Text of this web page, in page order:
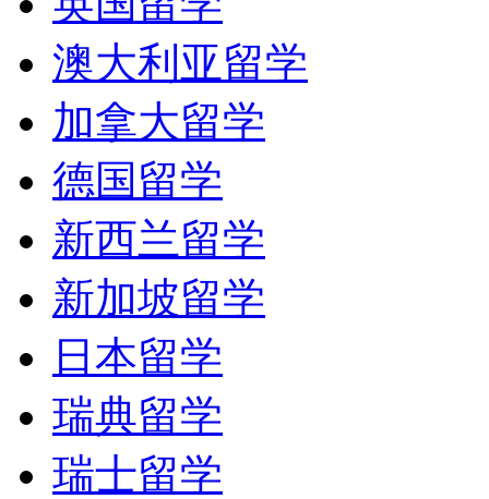
澳大利亚留学
加拿大留学
德国留学
新西兰留学
新加坡留学
日本留学
瑞典留学
瑞士留学